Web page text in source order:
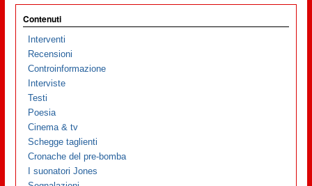
Contenuti
Interventi
Recensioni
Controinformazione
Interviste
Testi
Poesia
Cinema & tv
Schegge taglienti
Cronache del pre-bomba
I suonatori Jones